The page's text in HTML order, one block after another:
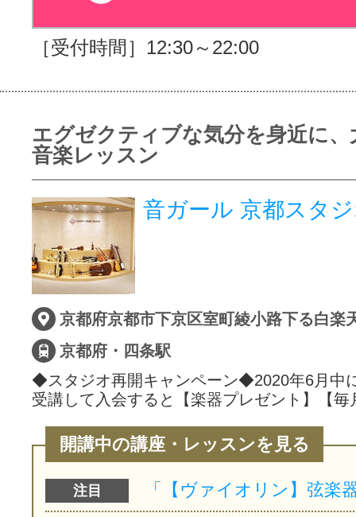
［受付時間］12:30～22:00
エグゼクティブな気分を身近に、
音楽レッスン
音ガール 京都スタ
京都府京都市下京区室町綾小路下る白楽
京都府・四条駅
◆スタジオ再開キャンペーン◆2020年6月中
受講して入会すると【楽器プレゼント】【
開講中の講座・レッスンを見る
注目